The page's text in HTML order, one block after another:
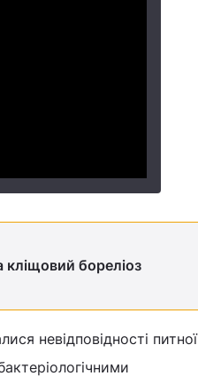
кліщовий бореліоз
невідповідності питної